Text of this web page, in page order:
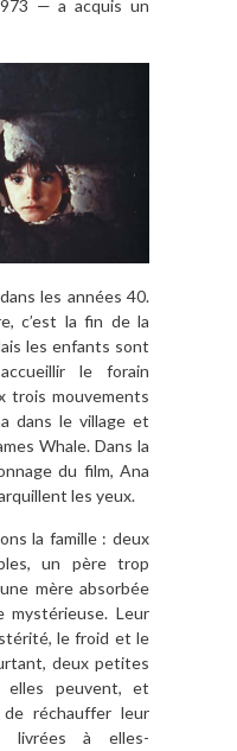
— a acquis un
les années 40.
c’est la fin de la
les enfants sont
le forain
trois mouvements
dans le village et
Whale. Dans la
du film, Ana
les yeux.
la famille : deux
un père trop
mère absorbée
mystérieuse. Leur
le froid et le
deux petites
elles peuvent, et
réchauffer leur
livrées à elles-